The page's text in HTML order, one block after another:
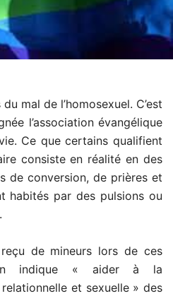
mal de l’homosexuel. C’est
l’association évangélique
Ce que certains qualifient
consiste en réalité en des
de conversion, de prières et
habités par des pulsions ou
reçu de mineurs lors de ces
indique « aider à la
et sexuelle » des